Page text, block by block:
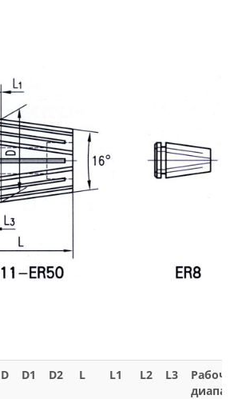
D D1 D2 L L1 L2 L3